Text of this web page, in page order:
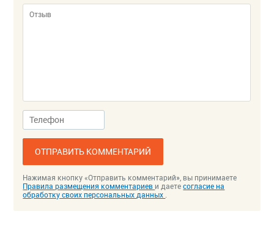
ОТПРАВИТЬ КОММЕНТАРИЙ
Нажимая кнопку «Отправить комментарий», вы принимаете
Правила размещения комментариев и даетесогласие на
обработку своих персональных данных .